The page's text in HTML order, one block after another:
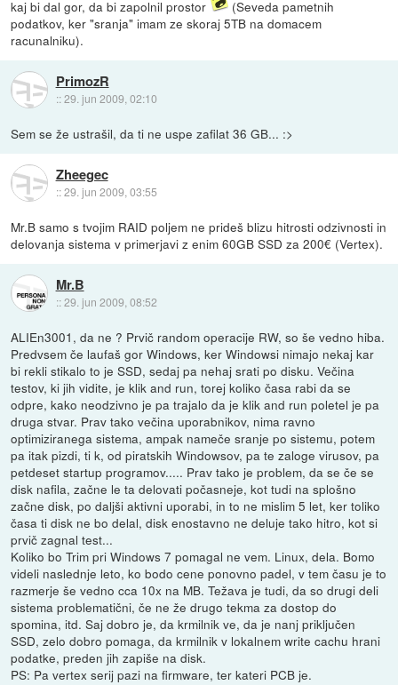
kaj bi dal gor, da bi zapolnil prostor
(Seveda pametnih
podatkov, ker "sranja" imam ze skoraj 5TB na domacem
racunalniku).
PrimozR
::29. jun 2009, 02:10
Sem se že ustrašil, da ti ne uspe zafilat 36 GB... :>
Zheegec
::29. jun 2009, 03:55
Mr.B samo s tvojim RAID poljem ne prideš blizu hitrosti odzivnosti in
delovanja sistema v primerjavi z enim 60GB SSD za 200€ (Vertex).
Mr.B
::29. jun 2009, 08:52
ALIEn3001, da ne ? Prvič random operacije RW, so še vedno hiba.
Predvsem če laufaš gor Windows, ker Windowsi nimajo nekaj kar
bi rekli stikalo to je SSD, sedaj pa nehaj srati po disku. Večina
testov, ki jih vidite, je klik and run, torej koliko časa rabi da se
odpre, kako neodzivno je pa trajalo da je klik and run poletel je pa
druga stvar. Prav tako večina uporabnikov, nima ravno
optimiziranega sistema, ampak nameče sranje po sistemu, potem
pa itak pizdi, ti k, od piratskih Windowsov, pa te zaloge virusov, pa
petdeset startup programov..... Prav tako je problem, da se če se
disk nafila, začne le ta delovati počasneje, kot tudi na splošno
začne disk, po daljši aktivni uporabi, in to ne mislim 5 let, ker toliko
časa ti disk ne bo delal, disk enostavno ne deluje tako hitro, kot si
prvič zagnal test...
Koliko bo Trim pri Windows 7 pomagal ne vem. Linux, dela. Bomo
videli naslednje leto, ko bodo cene ponovno padel, v tem času je to
razmerje še vedno cca 10x na MB. Težava je tudi, da so drugi deli
sistema problematični, če ne že drugo tekma za dostop do
spomina, itd. Saj dobro je, da krmilnik ve, da je nanj priključen
SSD, zelo dobro pomaga, da krmilnik v lokalnem write cachu hrani
podatke, preden jih zapiše na disk.
PS: Pa vertex serij pazi na firmware, ter kateri PCB je.